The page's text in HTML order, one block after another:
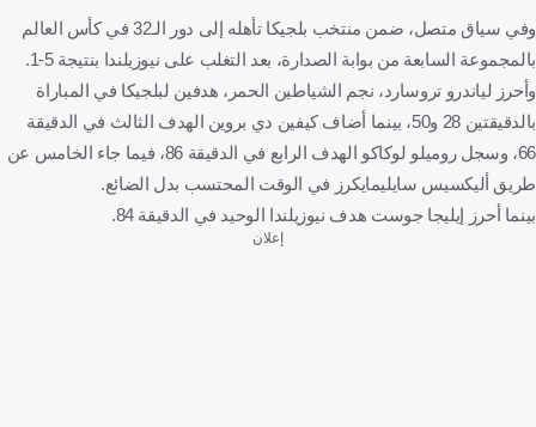
وفي سياق متصل، ضمن منتخب بلجيكا تأهله إلى دور الـ32 في كأس العالم
بالمجموعة السابعة من بوابة الصدارة، بعد التغلب على نيوزيلندا بنتيجة 5-1.
وأحرز لياندرو تروسارد، نجم الشياطين الحمر، هدفين لبلجيكا في المباراة
بالدقيقتين 28 و50، بينما أضاف كيفين دي بروين الهدف الثالث في الدقيقة
66، وسجل روميلو لوكاكو الهدف الرابع في الدقيقة 86، فيما جاء الخامس عن
طريق ألیكسیس سايليمايكرز في الوقت المحتسب بدل الضائع.
بينما أحرز إيليجا جوست هدف نيوزيلندا الوحيد في الدقيقة 84.
إعلان